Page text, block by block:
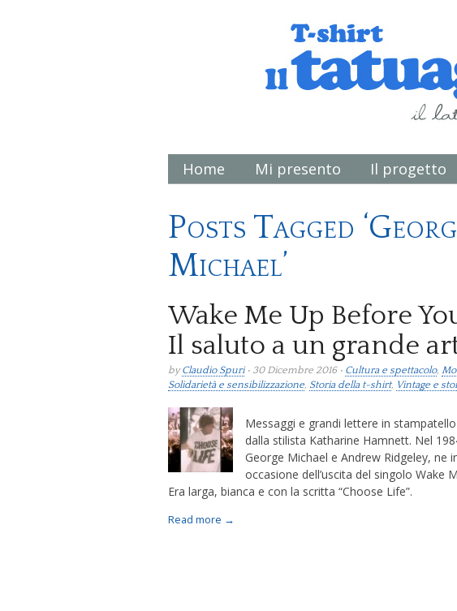
Main menu
Home Mi presento Il progetto
Posts Tagged
Michael’
Wake Me Up Before
Il saluto a un grande
byClaudio Spuri• 30 Dicembre 2016 • Cultura e spettacolo,
Solidarietà e sensibilizzazione, Storia della t-shirt, Vintage e
Messaggi e grandi lettere in
dalla stilista Katharine Hamnett. Nel
George Michael e Andrew Ridgeley, ne
occasione dell’uscita del singolo Wake
Era larga, bianca e con la scritta “Choose Life”.
Read more →